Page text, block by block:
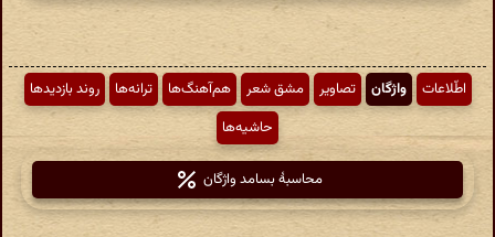
اطّلاعات واژگان تصاویر مشق شعر هم‌آهنگ‌ها ترانه‌ها
روند بازدیدها
حاشیه‌ها
محاسبهٔ بسامد واژگان